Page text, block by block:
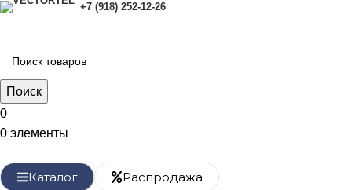
+7 (918) 252-12-26
Поиск
0
0 элементы
Каталог
Распродажа